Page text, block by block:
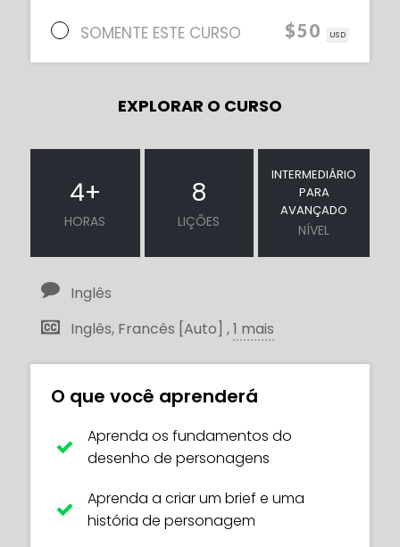
SOMENTE ESTE CURSO $50 USD
EXPLORAR O CURSO
4+
HORAS
8
LIÇÕES
INTERMEDIÁRIO
PARA
AVANÇADO
NÍVEL
Inglês
Inglês, Francês [Auto] ,1 mais
O que você aprenderá
Aprenda os fundamentos do
desenho de personagens
Aprenda a criar um brief e uma
história de personagem